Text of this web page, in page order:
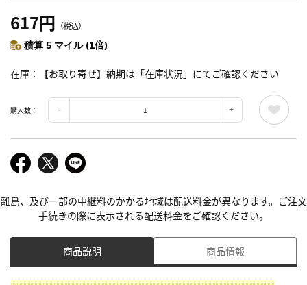
617円 （税込）
積算 5 マイル (1倍)
在庫 【お取り寄せ】納期は「在庫状況」にてご確認ください
購入数：
離島、及び一部の中継料のかかる地域は配送料金が異なります。ご注文
手続きの際に表示される配送料金をご確認ください。
商品説明 商品情報